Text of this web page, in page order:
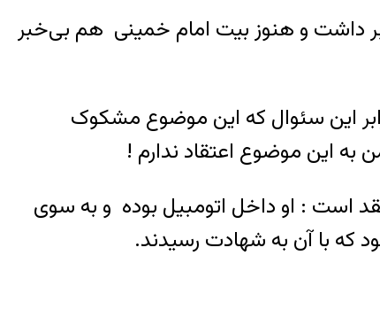
داشت و هنوز بیت امام خمینی هم بی‌خبر
این سئوال که این موضوع مشکوک
این موضوع اعتقاد ندارم !
است : او داخل اتومبیل بوده و به سوی
که با آن به شهادت رسیدند.